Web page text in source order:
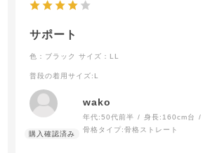
サポート
色：ブラック サイズ：LL
普段の着用サイズ:L
wako
年代:50代前半 身長: 160cm台
骨格タイプ:骨格ストレート